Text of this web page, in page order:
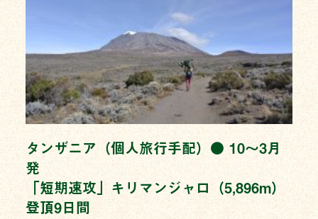
タンザニア（個人旅行手配）● 10〜3月
発
「短期速攻」キリマンジャロ（5,896m）
登頂9日間